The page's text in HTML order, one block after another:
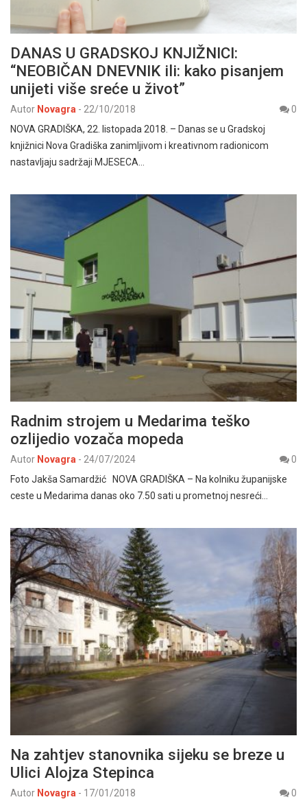
DANAS U GRADSKOJ KNJIŽNICI:
“NEOBIČAN DNEVNIK ili: kako pisanjem
unijeti više sreće u život”
Autor Novagra - 22/10/2018
0
NOVA GRADIŠKA, 22. listopada 2018. – Danas se u Gradskoj
knjižnici Nova Gradiška zanimljivom i kreativnom radionicom
nastavljaju sadržaji MJESECA…
Radnim strojem u Medarima teško
ozlijedio vozača mopeda
Autor Novagra - 24/07/2024
0
Foto Jakša Samardžić NOVA GRADIŠKA – Na kolniku županijske
ceste u Medarima danas oko 7.50 sati u prometnoj nesreći…
Na zahtjev stanovnika sijeku se breze u
Ulici Alojza Stepinca
Autor Novagra - 17/01/2018
0